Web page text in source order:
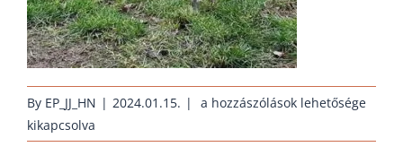
By EP_JJ_HN | 2024.01.15. |
erhaltungszucht-
la-
a hozzászólások lehetősége
kikapcsolva